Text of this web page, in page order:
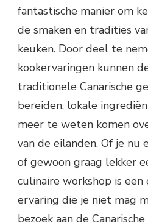
fantastische manier om
de smaken en tradities
keuken. Door deel te
kookervaringen kunnen
traditionele Canarische
bereiden, lokale
meer te weten komen
van de eilanden. Of je nu
of gewoon graag lekker
culinaire workshop is
ervaring die je niet mag
bezoek aan de